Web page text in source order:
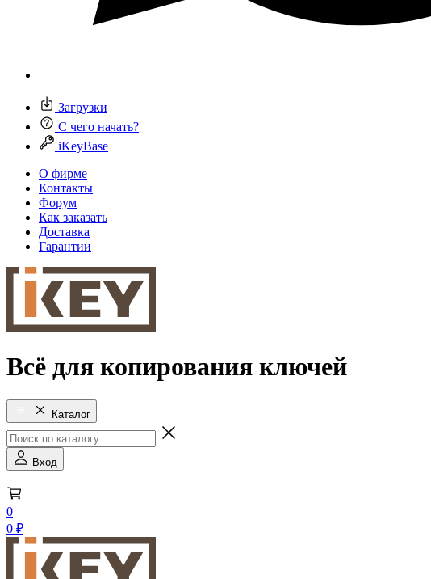
Загрузки
С чего начать?
iKeyBase
О фирме
Контакты
Форум
Как заказать
Доставка
Гарантии
Всё для копирования ключей
Каталог
Вход
0
0 ₽